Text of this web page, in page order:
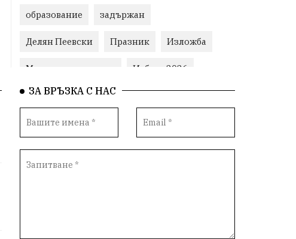
образование задържан
Делян Пеевски Празник Изложба
Министерски съвет Избори2026
Корупция воден режим
ЛетниПожари ОбластПлевен
ученици ремонти Красив Плевен
ЗА ВРЪЗКА С НАС